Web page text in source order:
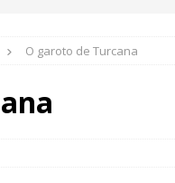
O garoto de Turcana